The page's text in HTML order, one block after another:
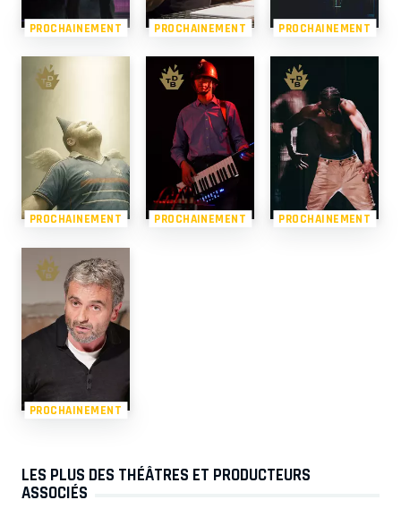
PROCHAINEMENT PROCHAINEMENT PROCHAINEMENT
PROCHAINEMENT PROCHAINEMENT PROCHAINEMENT
PROCHAINEMENT
LES PLUS DES THÉÂTRES ET PRODUCTEURS
ASSOCIÉS